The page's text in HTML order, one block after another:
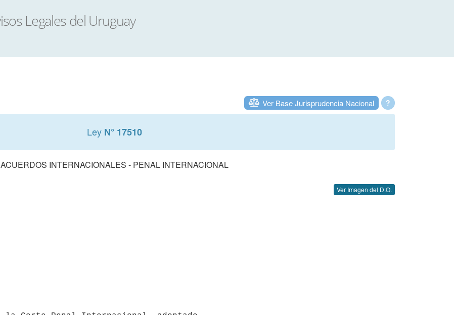
?
Ver Base Jurisprudencia Nacional
Ley N° 17510
ACUERDOS INTERNACIONALES - PENAL INTERNACIONAL
Ver Imagen del D.O.